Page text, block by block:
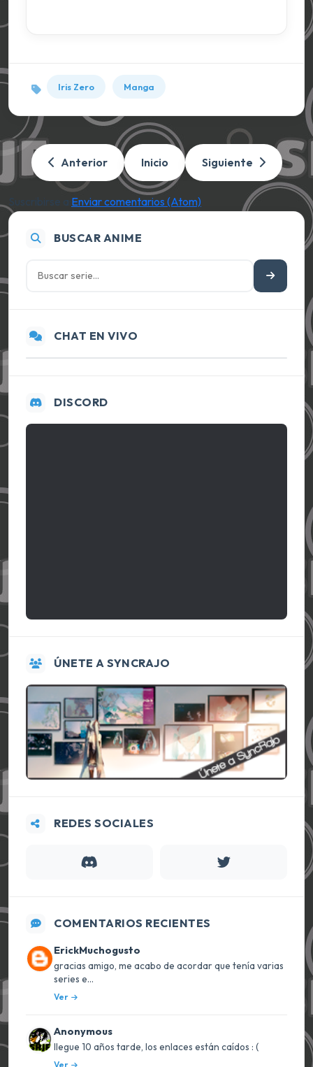
Iris Zero Manga
Anterior Inicio Siguiente
Suscribirse a:Enviar comentarios (Atom)
BUSCAR ANIME
CHAT EN VIVO
DISCORD
ÚNETE A SYNCRAJO
REDES SOCIALES
COMENTARIOS RECIENTES
ErickMuchogusto
gracias amigo, me acabo de acordar que tenía varias
series e...
Ver
Anonymous
llegue 10 años tarde, los enlaces están caídos : (
Ver